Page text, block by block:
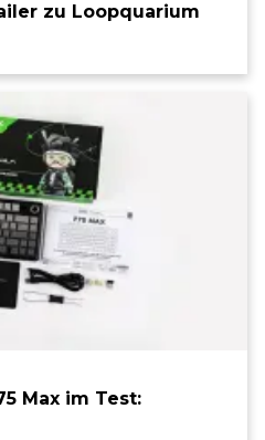
zu Loopquarium
Max im Test: